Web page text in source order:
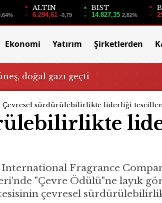
ALTIN
6.294,61 -0,79
BIST
14.827,35 2,82%
Ekonomi Yatırım Şirketlerden
doğal gazı geçti
Çevresel sürdürülebilirlikte liderliği
Fragrance
"Çevre Ödülü"ne layık
çevresel